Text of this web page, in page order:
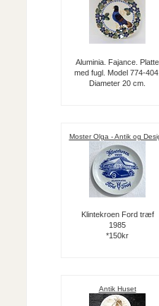
Aluminia. Fajance. Platte
med fugl. Model 774-404.
Diameter 20 cm.
Moster Olga - Antik og
Klintekroen Ford træf
1985
*150kr
Antik Huset